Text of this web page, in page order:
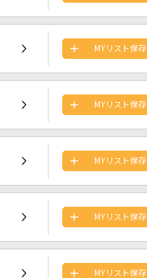
MYリスト保存
MYリスト保存
MYリスト保存
MYリスト保存
MYリスト保存